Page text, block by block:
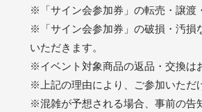
※「サイン会参加券」の転売・譲渡
※「サイン会参加券」の破損・汚損
いただきます。
※イベント対象商品の返品・交換は
※上記の理由により、ご参加いただ
※混雑が予想される場合、事前の告